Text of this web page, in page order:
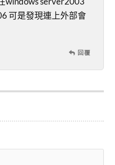
可是發現連上外部會
回覆